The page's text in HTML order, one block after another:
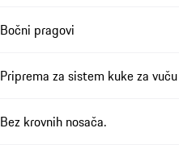
Bočni pragovi
Priprema za sistem kuke za vuču
Bez krovnih nosača.